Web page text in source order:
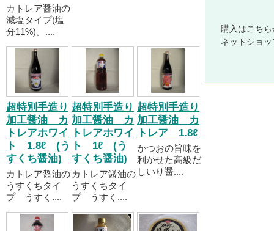
カトレア醤油の
減塩タイプ(塩
分11%)。....
超特別手造り
加工醤油 カ
トレアホワイ
ト 1.8ℓ (う
すくち醤油)
カトレア醤油の
うすくちタイ
プ うすく....
超特別手造り
加工醤油 カ
トレアホワイ
ト 1ℓ (う
すくち醤油)
カトレア醤油の
うすくちタイ
プ うすく....
超特別手造り
加工醤油 カ
トレア 1.8ℓ
かつおの旨味を
利かせた高級だ
しいり醤....
購入はこちら
ネットショ